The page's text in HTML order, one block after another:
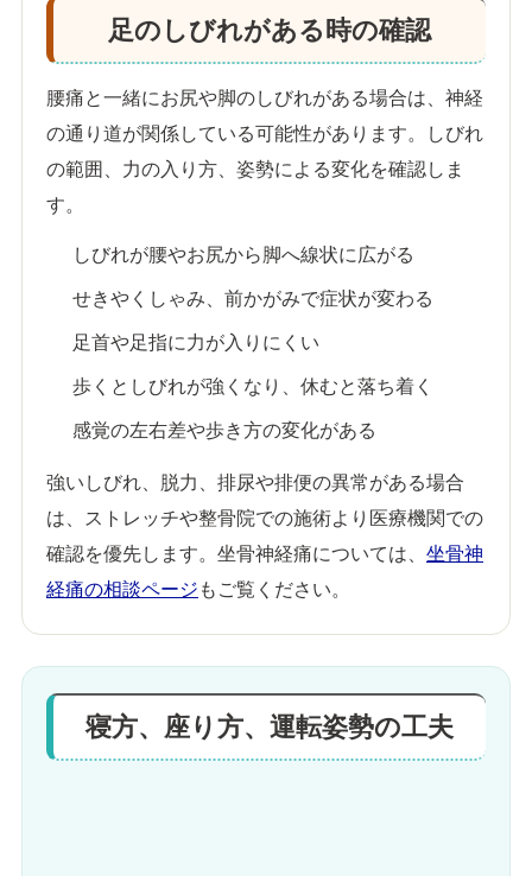
足のしびれがある時の確認
腰痛と一緒にお尻や脚のしびれがある場合は、神経
の通り道が関係している可能性があります。しびれ
の範囲、力の入り方、姿勢による変化を確認しま
す。
しびれが腰やお尻から脚へ線状に広がる
せきやくしゃみ、前かがみで症状が変わる
足首や足指に力が入りにくい
歩くとしびれが強くなり、休むと落ち着く
感覚の左右差や歩き方の変化がある
強いしびれ、脱力、排尿や排便の異常がある場合
は、ストレッチや整骨院での施術より医療機関での
確認を優先します。坐骨神経痛については、 坐骨神
経痛の相談ページ もご覧ください。
寝方、座り方、運転姿勢の工夫